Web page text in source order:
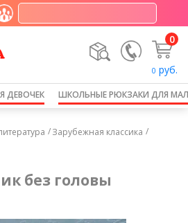
0
0 руб.
ДЕВОЧЕК ШКОЛЬНЫЕ РЮКЗАКИ ДЛЯ
Зарубежная классика
без головы